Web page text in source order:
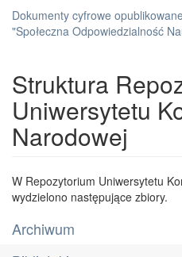
Dokumenty cyfrowe
"Społeczna Odpowiedzialność
Struktura
Uniwersytetu
Narodowej
W Repozytorium Uniwersytetu
wydzielono następujące zbiory.
Archiwum